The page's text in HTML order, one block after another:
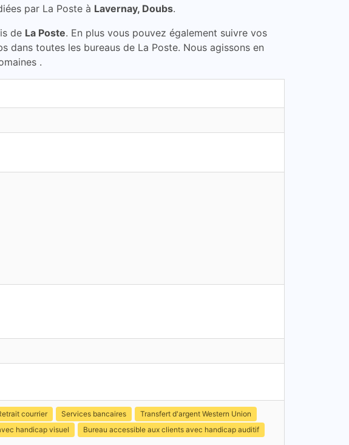
par La Poste à Lavernay, Doubs.
de La Poste. En plus vous pouvez également suivre vos
dans toutes les bureaus de La Poste. Nous agissons en
.
courrier Services bancaires
Transfert d'argent Western Union
handicap visuel
Bureau accessible aux clients avec handicap auditif